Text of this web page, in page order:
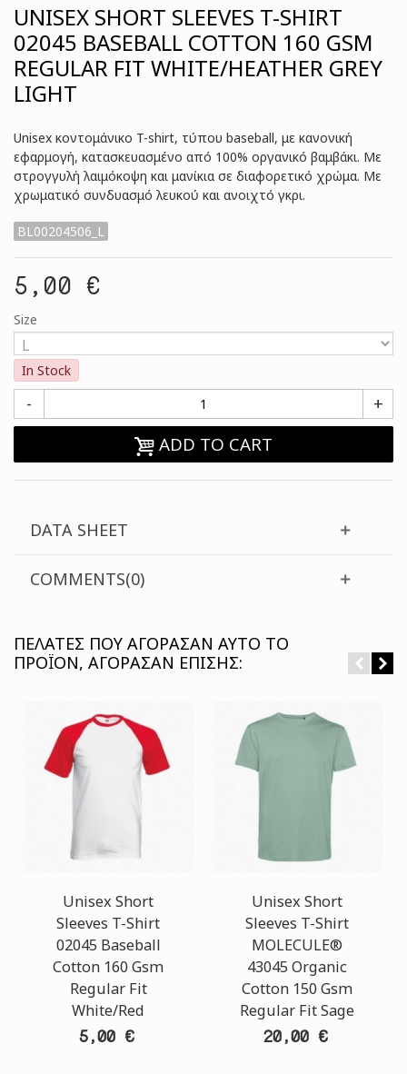
UNISEX SHORT SLEEVES T-SHIRT
02045 BASEBALL COTTON 160 GSM
REGULAR FIT WHITE/HEATHER GREY
LIGHT
Unisex κοντομάνικο T-shirt, τύπου baseball, με κανονική
εφαρμογή, κατασκευασμένο από 100% οργανικό βαμβάκι. Με
στρογγυλή λαιμόκοψη και μανίκια σε διαφορετικό χρώμα. Με
χρωματικό συνδυασμό λευκού και ανοιχτό γκρι.
BL00204506_L
5,00 €
Size
In Stock
- +
ADD TO CART
DATA SHEET
COMMENTS(0)
ΠΕΛΆΤΕΣ ΠΟΥ ΑΓΌΡΑΣΑΝ ΑΥΤΌ ΤΟ
ΠΡΟΪΌΝ, ΑΓΌΡΑΣΑΝ ΕΠΊΣΗΣ:
Unisex Short
Sleeves T-Shirt
02045 Baseball
Cotton 160 Gsm
Regular Fit
White/Red
5,00 €
Unisex Short
Sleeves T-Shirt
MOLECULE®
43045 Organic
Cotton 150 Gsm
Regular Fit Sage
20,00 €